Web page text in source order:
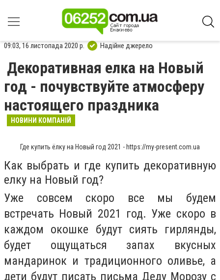
09:03, 16 листопада 2020 р. Надійне джерело
Декоративная елка на Новый
год - почувствуйте атмосферу
настоящего праздника
НОВИНИ КОМПАНІЙ
Где купить ёлку на Новый год 2021 - https://my-present.com.ua
Как выбрать и где купить декоративную
елку на Новый год?
Уже совсем скоро все мы будем
встречать Новый 2021 год. Уже скоро в
каждом окошке будут сиять гирлянды,
будет ощущаться запах вкусных
мандаринок и традиционного оливье, а
дети будут писать письма Деду Морозу с